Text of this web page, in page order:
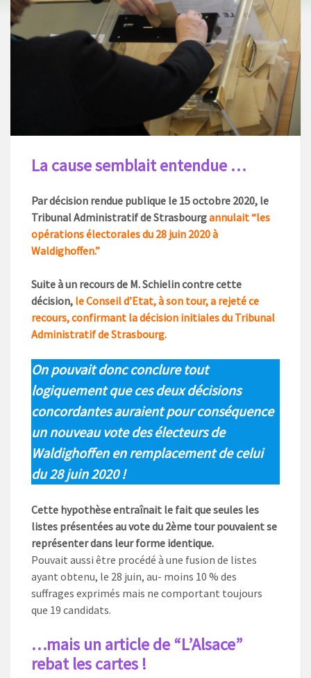
La cause semblait entendue …
Par décision rendue publique le 15 octobre 2020, le
Tribunal Administratif de Strasbourgannulait “les
opérations électorales du 28 juin 2020 à
Waldighoffen.”
Suite à un recours de M. Schielin contre cette
décision, le Conseil d’Etat, à son tour, a rejeté ce
recours, confirmant la décision initiales du Tribunal
Administratif de Strasbourg.
On pouvait donc conclure tout
logiquement que ces deux décisions
concordantes auraient pour conséquence
un nouveau vote des électeurs de
Waldighoffen en remplacement de celui
du 28 juin 2020 !
Cette hypothèse entraînait le fait que seules les
listes présentées au vote du 2ème tour pouvaient se
représenter dans leur forme identique.
Pouvait aussi être procédé à une fusion de listes
ayant obtenu, le 28 juin, au- moins 10 % des
suffrages exprimés mais ne comportant toujours
que 19 candidats.
…mais un article de “L’Alsace”
rebat les cartes !